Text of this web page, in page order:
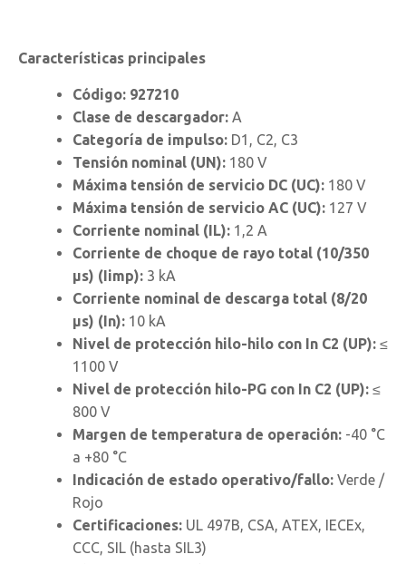
Características principales
Código: 927210
Clase de descargador: A
Categoría de impulso: D1, C2, C3
Tensión nominal (UN): 180 V
Máxima tensión de servicio DC (UC): 180 V
Máxima tensión de servicio AC (UC): 127 V
Corriente nominal (IL): 1,2 A
Corriente de choque de rayo total (10/350
µs) (Iimp): 3 kA
Corriente nominal de descarga total (8/20
µs) (In): 10 kA
Nivel de protección hilo-hilo con In C2 (UP): ≤
1100 V
Nivel de protección hilo-PG con In C2 (UP): ≤
800 V
Margen de temperatura de operación: -40 °C
a +80 °C
Indicación de estado operativo/fallo: Verde /
Rojo
Certificaciones: UL 497B, CSA, ATEX, IECEx,
CCC, SIL (hasta SIL3)